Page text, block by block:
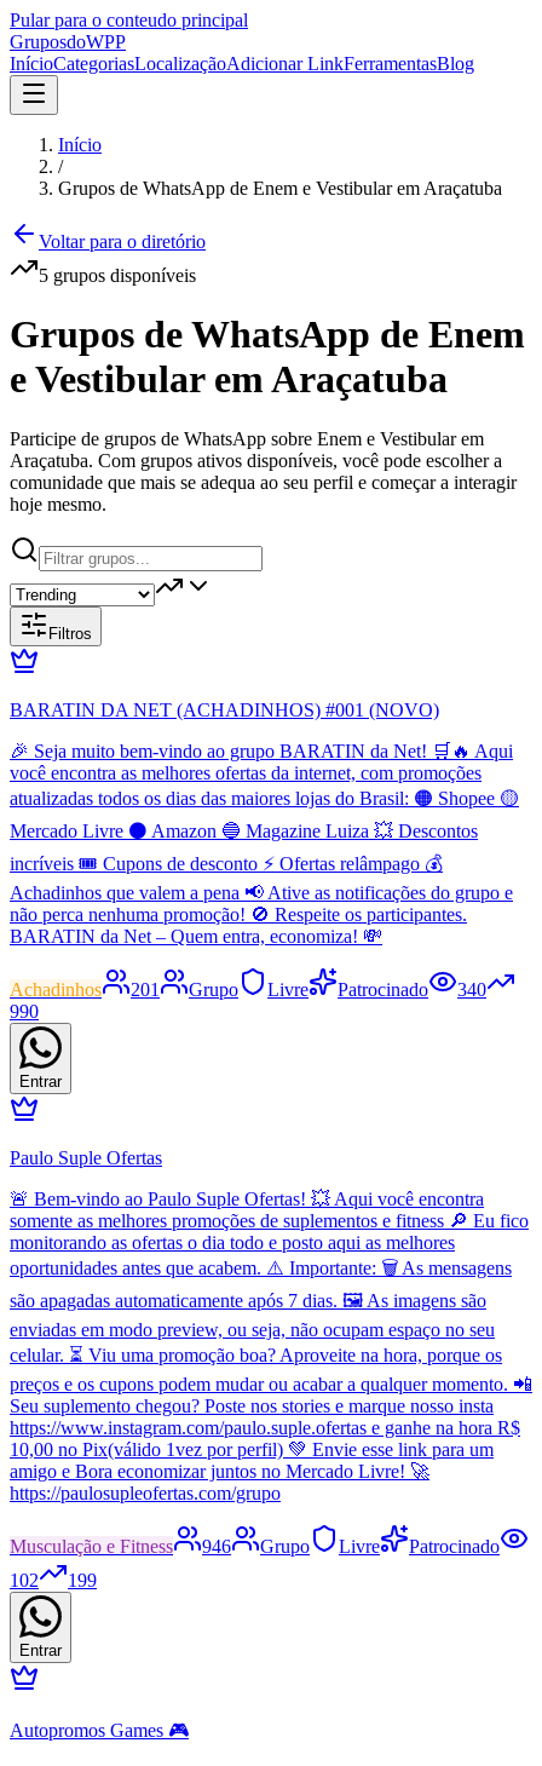
Pular para o conteudo principal
GruposdoWPP
InícioCategoriasLocalizaçãoAdicionar LinkFerramentasBlog
Início
/
Grupos de WhatsApp de Enem e Vestibular em Araçatuba
Voltar para o diretório
5 grupos disponíveis
Grupos de WhatsApp de Enem
e Vestibular em Araçatuba
Participe de grupos de WhatsApp sobre Enem e Vestibular em
Araçatuba. Com grupos ativos disponíveis, você pode escolher a
comunidade que mais se adequa ao seu perfil e começar a interagir
hoje mesmo.
Filtros
BARATIN DA NET (ACHADINHOS) #001 (NOVO)
🎉 Seja muito bem-vindo ao grupo BARATIN da Net! 🛒🔥 Aqui
você encontra as melhores ofertas da internet, com promoções
atualizadas todos os dias das maiores lojas do Brasil: 🟠 Shopee 🟡
Mercado Livre ⚫ Amazon 🔵 Magazine Luiza 💥 Descontos
incríveis 🎟️ Cupons de desconto ⚡ Ofertas relâmpago 💰
Achadinhos que valem a pena 📢 Ative as notificações do grupo e
não perca nenhuma promoção! 🚫 Respeite os participantes.
BARATIN da Net – Quem entra, economiza! 💸
Achadinhos 201 Grupo Livre Patrocinado
340
990
Entrar
Paulo Suple Ofertas
🚨 Bem-vindo ao Paulo Suple Ofertas! 💥 Aqui você encontra
somente as melhores promoções de suplementos e fitness 🔎 Eu fico
monitorando as ofertas o dia todo e posto aqui as melhores
oportunidades antes que acabem. ⚠️ Importante: 🗑️ As mensagens
são apagadas automaticamente após 7 dias. 🖼️ As imagens são
enviadas em modo preview, ou seja, não ocupam espaço no seu
celular. ⏳ Viu uma promoção boa? Aproveite na hora, porque os
preços e os cupons podem mudar ou acabar a qualquer momento. 📲
Seu suplemento chegou? Poste nos stories e marque nosso insta
https://www.instagram.com/paulo.suple.ofertas e ganhe na hora R$
10,00 no Pix(válido 1vez por perfil) 💚 Envie esse link para um
amigo e Bora economizar juntos no Mercado Livre! 🚀
https://paulosupleofertas.com/grupo
Musculação e Fitness 946 Grupo Livre
Patrocinado
102
199
Entrar
Autopromos Games 🎮